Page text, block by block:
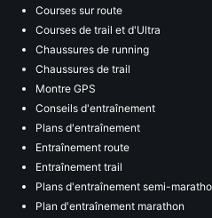
Courses sur route
Courses de trail et d'Ultra
Chaussures de running
Chaussures de trail
Montre GPS
Conseils d'entraînement
Plans d'entraînement
Entraînement route
Entraînement trail
Plans d'entraînement semi-
Plan d'entraînement marathon